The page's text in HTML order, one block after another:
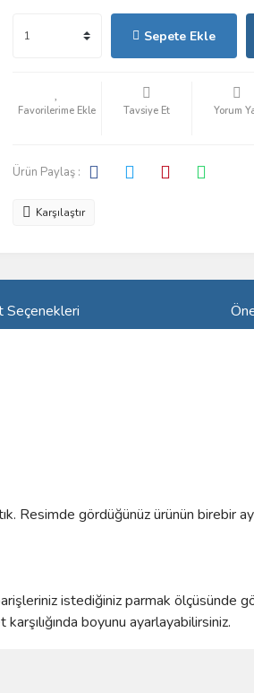
Sepete Ekle
Tavsiye Et Yorum
Ürün Paylaş :
Karşılaştır
Seçenekleri
Resimde gördüğünüz ürünün birebir
istediğiniz parmak ölçüsünde
boyunu ayarlayabilirsiniz.